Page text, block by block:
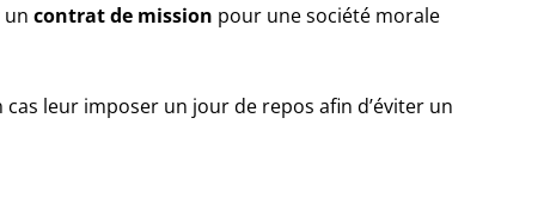
un contrat de mission pour une société morale
leur imposer un jour de repos afin d’éviter un